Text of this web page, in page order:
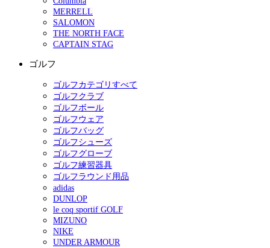
MERRELL
SALOMON
THE NORTH FACE
CAPTAIN STAG
ゴルフ
ゴルフカテゴリすべて
ゴルフクラブ
ゴルフボール
ゴルフウェア
ゴルフバッグ
ゴルフシューズ
ゴルフグローブ
ゴルフ練習器具
ゴルフラウンド用品
adidas
DUNLOP
le coq sportif GOLF
MIZUNO
NIKE
UNDER ARMOUR